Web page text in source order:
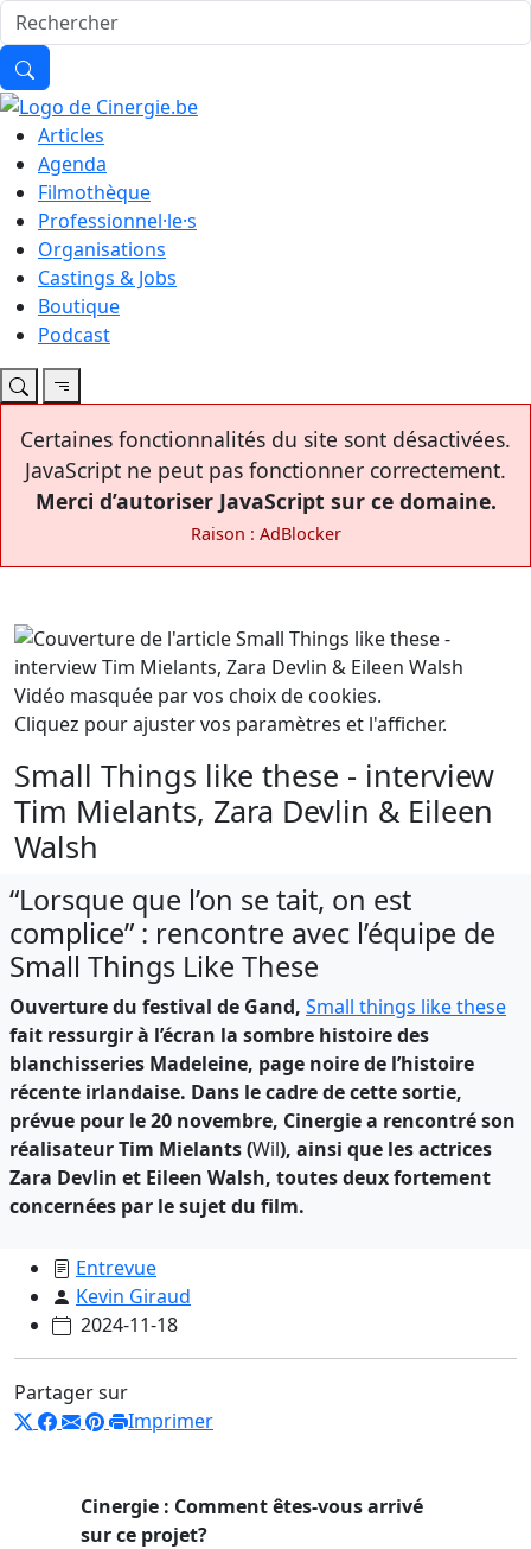
Articles
Agenda
Filmothèque
Professionnel·le·s
Organisations
Castings & Jobs
Boutique
Podcast
Certaines fonctionnalités du site sont désactivées.
JavaScript ne peut pas fonctionner correctement.
Merci d’autoriser JavaScript sur ce domaine.
Raison : AdBlocker
Vidéo masquée par vos choix de cookies.
Cliquez pour ajuster vos paramètres et l'afficher.
Small Things like these - interview
Tim Mielants, Zara Devlin & Eileen
Walsh
“Lorsque que l’on se tait, on est
complice” : rencontre avec l’équipe de
Small Things Like These
Ouverture du festival de Gand, Small things like these
fait ressurgir à l’écran la sombre histoire des
blanchisseries Madeleine, page noire de l’histoire
récente irlandaise. Dans le cadre de cette sortie,
prévue pour le 20 novembre, Cinergie a rencontré son
réalisateur Tim Mielants (Wil), ainsi que les actrices
Zara Devlin et Eileen Walsh, toutes deux fortement
concernées par le sujet du film.
Entrevue
Kevin Giraud
2024-11-18
Partager sur
Imprimer
Cinergie : Comment êtes-vous arrivé
sur ce projet?